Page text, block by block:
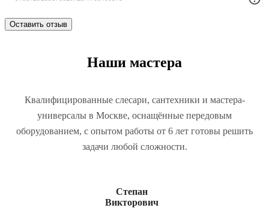
Наши мастера
Квалифицированные слесари, сантехники и мастера-
универсалы в Москве, оснащённые передовым
оборудованием, с опытом работы от 6 лет готовы решить
задачи любой сложности.
Степан
Викторович